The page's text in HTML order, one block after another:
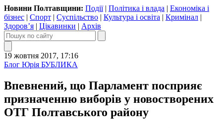
Новини Полтавщини: Події| Політика і влада | Економіка і
бізнес | Спорт | Суспільство | Культура і освіта | Кримінал |
Здоров’я | Цікавинки | Архів
19 жовтня 2017, 17:16
Блог Юрія БУБЛИКА
Впевнений, що Парламент посприяє
призначенню виборів у новостворених
ОТГ Полтавського району